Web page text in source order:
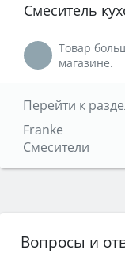
Смеситель
Товар
магазине.
Перейти к
Franke
Смесители
Вопросы и